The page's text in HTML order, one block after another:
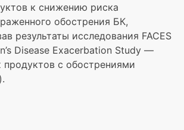
к снижению риска
обострения БК,
результаты исследования FACES
Disease Exacerbation Study —
с обострениями